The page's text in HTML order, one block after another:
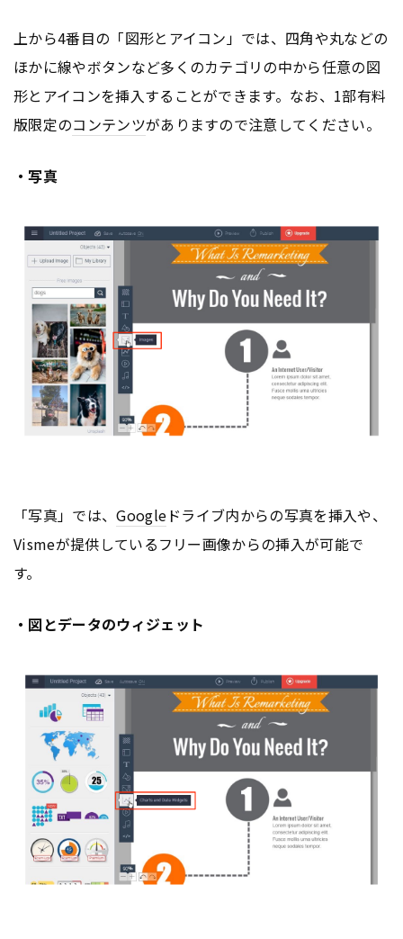
上から4番目の「図形とアイコン」では、四角や丸などの
ほかに線やボタンなど多くのカテゴリの中から任意の図
形とアイコンを挿入することができます。なお、1部有料
版限定のコンテンツがありますので注意してください。
・写真
「写真」では、Googleドライブ内からの写真を挿入や、
Vismeが提供しているフリー画像からの挿入が可能で
す。
・図とデータのウィジェット